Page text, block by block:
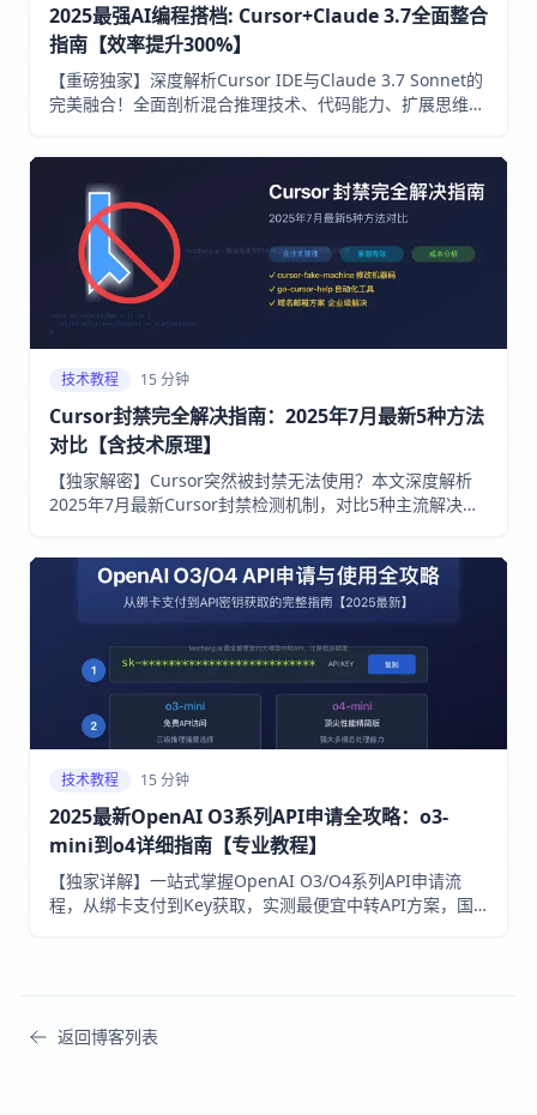
2025最强AI编程搭档: Cursor+Claude 3.7全面整合
指南【效率提升300%】
【重磅独家】深度解析Cursor IDE与Claude 3.7 Sonnet的
完美融合！全面剖析混合推理技术、代码能力、扩展思维模
新境界，小白也能提升300%编程效率！
技术教程 15 分钟
Cursor封禁完全解决指南：2025年7月最新5种方法
对比【含技术原理】
【独家解密】Cursor突然被封禁无法使用？本文深度解析
2025年7月最新Cursor封禁检测机制，对比5种主流解决方
go-cursor-help，从域名邮箱到人工检测绕过，每种方法都
包含详细操作步骤和原理分析。解决你的Cursor封禁问
题，让AI编程助手重新运转。
技术教程 15 分钟
2025最新OpenAI O3系列API申请全攻略：o3-
mini到o4详细指南【专业教程】
【独家详解】一站式掌握OpenAI O3/O4系列API申请流
程，从绑卡支付到Key获取，实测最便宜中转API方案，国
返回博客列表